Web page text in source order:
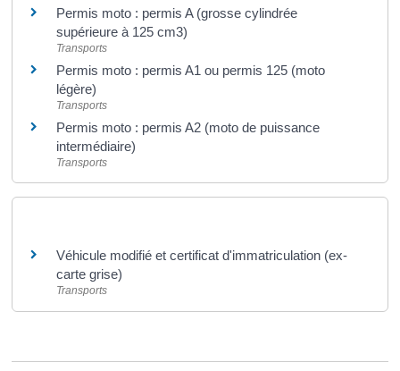
Permis moto : permis A (grosse cylindrée
supérieure à 125 cm3)
Transports
Permis moto : permis A1 ou permis 125 (moto
légère)
Transports
Permis moto : permis A2 (moto de puissance
intermédiaire)
Transports
Véhicule modifié et certificat d'immatriculation (ex-
carte grise)
Transports